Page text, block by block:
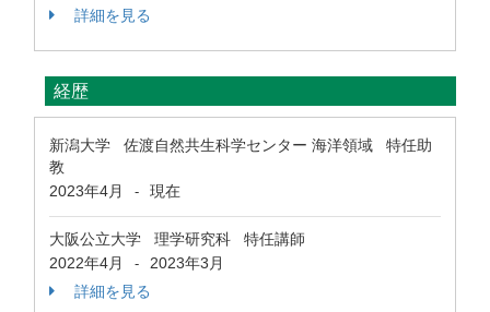
詳細を見る
経歴
新潟大学 佐渡自然共生科学センター 海洋領域 特任助
教
2023年4月
- 現在
大阪公立大学 理学研究科 特任講師
2022年4月
-
2023年3月
詳細を見る